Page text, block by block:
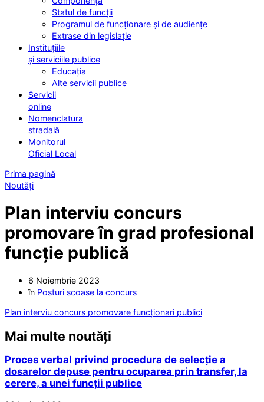
Statul de funcții
Programul de funcționare și de audiențe
Extrase din legislație
Instituțiile
și serviciile publice
Educația
Alte servicii publice
Servicii
online
Nomenclatura
stradală
Monitorul
Oficial Local
Prima pagină
Noutăți
Plan interviu concurs
promovare în grad profesional
funcție publică
6 Noiembrie 2023
în Posturi scoase la concurs
Plan interviu concurs promovare funcționari publici
Mai multe noutăți
Proces verbal privind procedura de selecție a
dosarelor depuse pentru ocuparea prin transfer, la
cerere, a unei funcții publice